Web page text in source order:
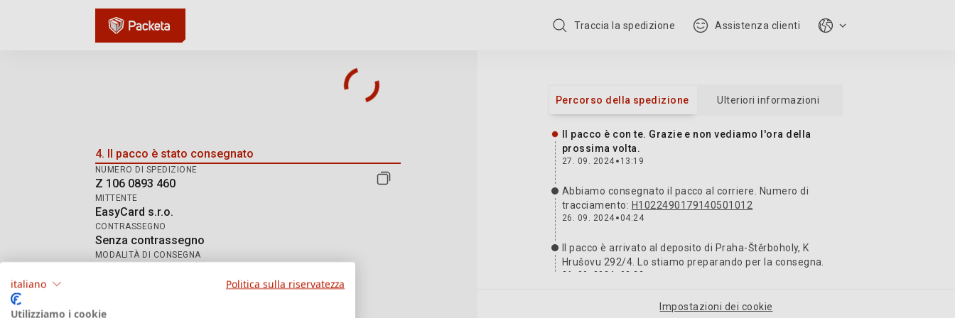
Traccia la spedizione Assistenza clienti
Tracciamento della spedizione: Z 106 0893 460
4. Il pacco è stato consegnato
NUMERO DI SPEDIZIONE
Z 106 0893 460
MITTENTE
EasyCard s.r.o.
CONTRASSEGNO
Senza contrassegno
MODALITÀ DI CONSEGNA
Percorso della spedizione Ulteriori informazioni
Il pacco è con te. Grazie e non vediamo l'ora della
prossima volta.
27. 09. 2024 13:19
Abbiamo consegnato il pacco al corriere. Numero di
tracciamento: H1022490179140501012
26. 09. 2024 04:24
Il pacco è arrivato al deposito di Praha-Štěrboholy, K
Hrušovu 292/4. Lo stiamo preparando per la consegna.
26. 09. 2024 03:22
Abbiamo ricevuto il pacco per il trasporto. DEPO
Impostazioni dei cookie
italiano Politica sulla riservatezza
Utilizziamo i cookie